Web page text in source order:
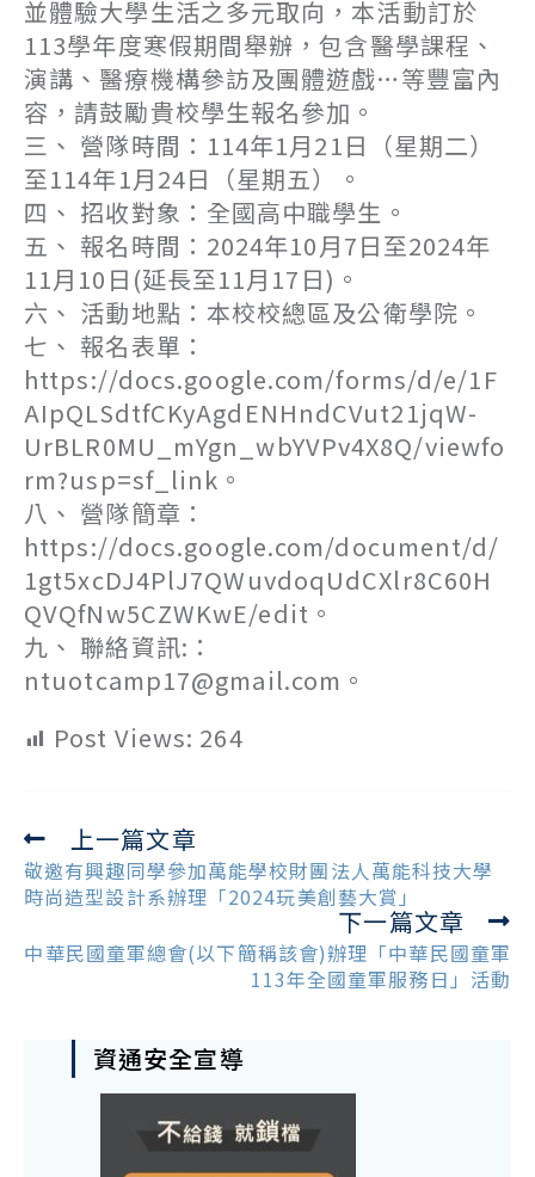
並體驗大學生活之多元取向，本活動訂於
113學年度寒假期間舉辦，包含醫學課程、
演講、醫療機構參訪及團體遊戲…等豐富內
容，請鼓勵貴校學生報名參加。
三、 營隊時間：114年1月21日（星期二）
至114年1月24日（星期五）。
四、 招收對象：全國高中職學生。
五、 報名時間：2024年10月7日至2024年
11月10日(延長至11月17日)。
六、 活動地點：本校校總區及公衛學院。
七、 報名表單：
https://docs.google.com/forms/d/e/1F
AIpQLSdtfCKyAgdENHndCVut21jqW-
UrBLR0MU_mYgn_wbYVPv4X8Q/viewfo
rm?usp=sf_link。
八、 營隊簡章：
https://docs.google.com/document/d/
1gt5xcDJ4PlJ7QWuvdoqUdCXlr8C60H
QVQfNw5CZWKwE/edit。
九、 聯絡資訊:：
ntuotcamp17@gmail.com。
Post Views: 264
Read
more
articles
上一篇文章
敬邀有興趣同學參加萬能學校財團法人萬能科技大學
時尚造型設計系辦理「2024玩美創藝大賞」
下一篇文章
中華民國童軍總會(以下簡稱該會)辦理「中華民國童軍
113年全國童軍服務日」活動
資通安全宣導